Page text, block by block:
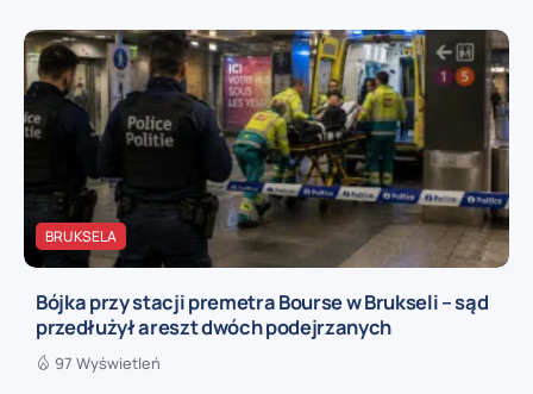
BRUKSELA
Bójka przy stacji premetra Bourse w Brukseli – sąd
przedłużył areszt dwóch podejrzanych
97 Wyświetleń